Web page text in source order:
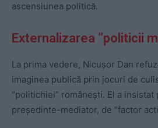
ascensiunea politică.
Externalizarea ”politicii
La prima vedere, Nicușor Dan
imaginea publică prin jocuri de
”politichiei” românești. El a insistat
președinte-mediator, de ”factor